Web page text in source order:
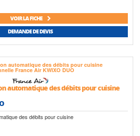
VOIR LA FICHE
DEMANDE DE DEVIS
automatique des débits pour cuisine
des débits pour cuisine